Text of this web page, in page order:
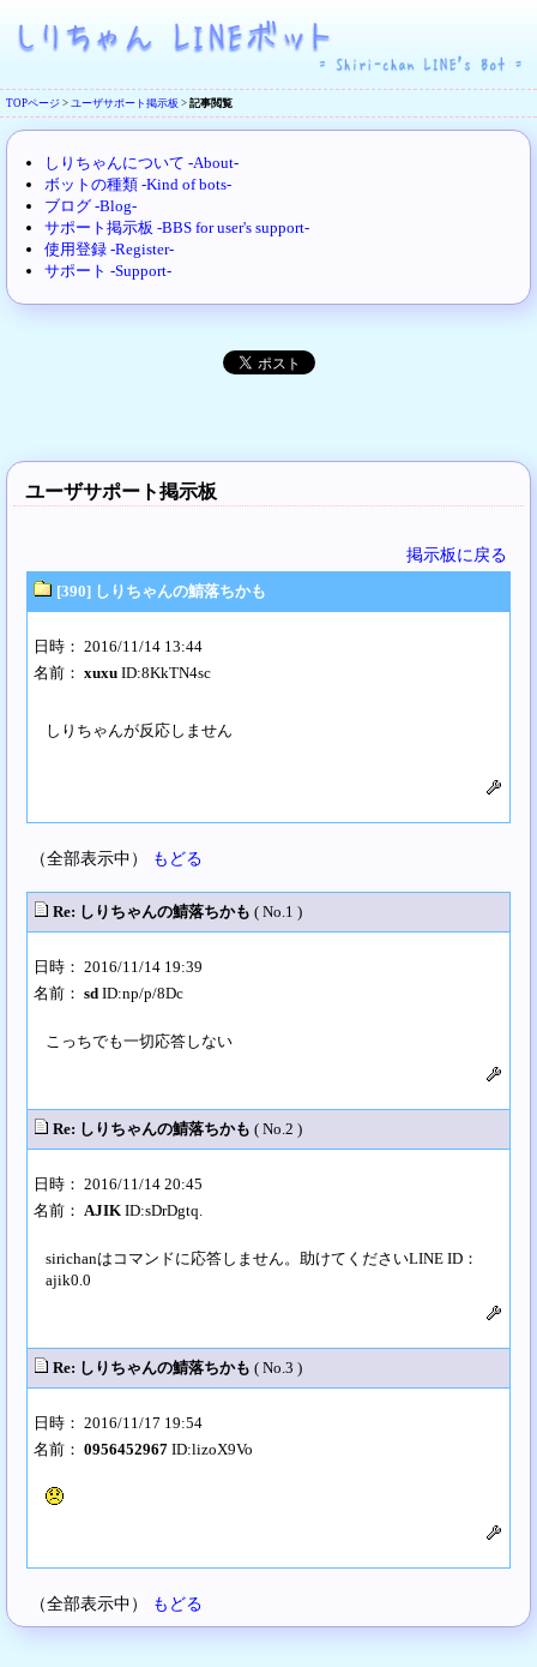
TOPページ > ユーザサポート掲示板 > 記事閲覧
しりちゃんについて -About-
ボットの種類 -Kind of bots-
ブログ -Blog-
サポート掲示板 -BBS for user's support-
使用登録 -Register-
サポート -Support-
ユーザサポート掲示板
掲示板に戻る
[390] しりちゃんの鯖落ちかも
日時： 2016/11/14 13:44
名前： xuxu ID:8KkTN4sc
しりちゃんが反応しません
（全部表示中） もどる
Re: しりちゃんの鯖落ちかも ( No.1 )
日時： 2016/11/14 19:39
名前： sd ID:np/p/8Dc
こっちでも一切応答しない
Re: しりちゃんの鯖落ちかも ( No.2 )
日時： 2016/11/14 20:45
名前： AJIK ID:sDrDgtq.
sirichanはコマンドに応答しません。助けてくださいLINE ID：
ajik0.0
Re: しりちゃんの鯖落ちかも ( No.3 )
日時： 2016/11/17 19:54
名前： 0956452967 ID:lizoX9Vo
（全部表示中） もどる